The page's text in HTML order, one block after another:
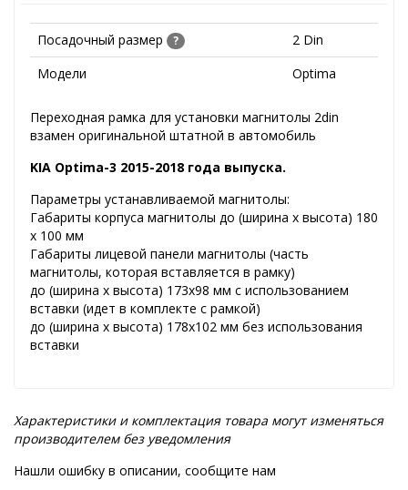
Посадочный размер ?
2 Din
Модели
Optima
Переходная рамка для установки магнитолы 2din
взамен оригинальной штатной в автомобиль
KIA Optima-3 2015-2018 года выпуска.
Параметры устанавливаемой магнитолы:
Габариты корпуса магнитолы до (ширина х высота) 180
х 100 мм
Габариты лицевой панели магнитолы (часть
магнитолы, которая вставляется в рамку)
до (ширина х высота) 173х98 мм с использованием
вставки (идет в комплекте с рамкой)
до (ширина х высота) 178х102 мм без использования
вставки
Характеристики и комплектация товара могут изменяться
производителем без уведомления
Нашли ошибку в описании, сообщите нам